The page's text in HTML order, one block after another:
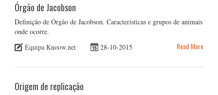
Órgão de Jacobson
Definição de Órgão de Jacobson. Características e grupos de animais
onde ocorre.
Equipa Knoow.net
28-10-2015 Read More
Origem de replicação